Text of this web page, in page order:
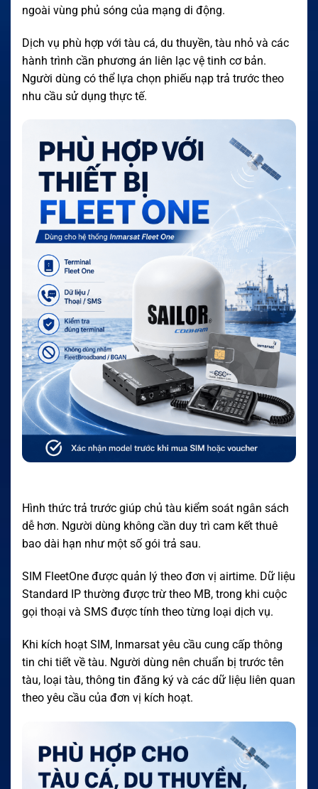
ngoài vùng phủ sóng của mạng di động.
Dịch vụ phù hợp với tàu cá, du thuyền, tàu nhỏ và các
hành trình cần phương án liên lạc vệ tinh cơ bản.
Người dùng có thể lựa chọn phiếu nạp trả trước theo
nhu cầu sử dụng thực tế.
Hình thức trả trước giúp chủ tàu kiểm soát ngân sách
dễ hơn. Người dùng không cần duy trì cam kết thuê
bao dài hạn như một số gói trả sau.
SIM FleetOne được quản lý theo đơn vị airtime. Dữ liệu
Standard IP thường được trừ theo MB, trong khi cuộc
gọi thoại và SMS được tính theo từng loại dịch vụ.
Khi kích hoạt SIM, Inmarsat yêu cầu cung cấp thông
tin chi tiết về tàu. Người dùng nên chuẩn bị trước tên
tàu, loại tàu, thông tin đăng ký và các dữ liệu liên quan
theo yêu cầu của đơn vị kích hoạt.